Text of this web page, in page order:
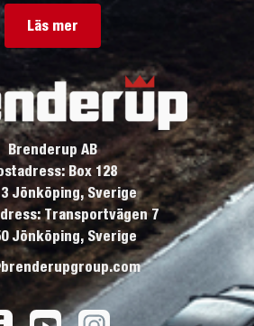
Läs mer
Brenderup AB
Box 128
Jönköping, Sverige
Transportvägen 7
Jönköping, Sverige